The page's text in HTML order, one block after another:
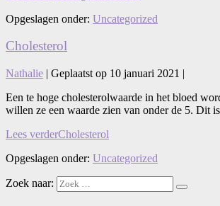
Opgeslagen onder: Uncategorized
Cholesterol
Nathalie | Geplaatst op 10 januari 2021 |
Een te hoge cholesterolwaarde in het bloed
willen ze een waarde zien van onder de 5. Dit
Lees verderCholesterol
Opgeslagen onder: Uncategorized
Zoek naar: